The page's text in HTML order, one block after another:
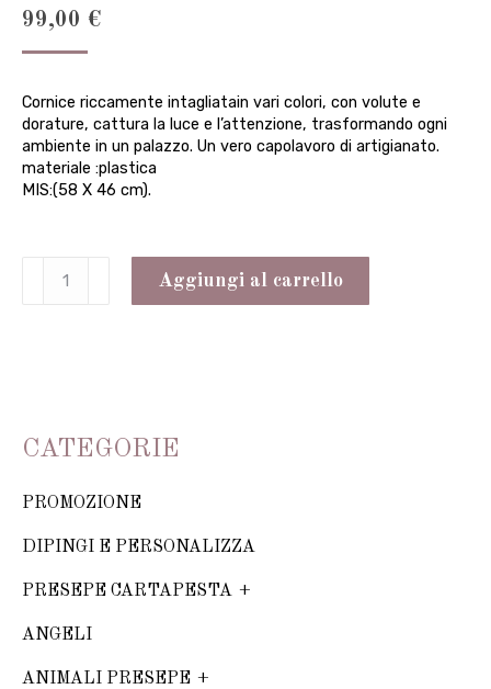
99,00 €
Cornice riccamente intagliatain vari colori, con volute e
dorature, cattura la luce e l’attenzione, trasformando ogni
ambiente in un palazzo. Un vero capolavoro di artigianato.
materiale :plastica
MIS:(58 X 46 cm).
Specchiera
da
Aggiungi al carrello
CATEGORIE
PROMOZIONE
DIPINGI E PERSONALIZZA
PRESEPE CARTAPESTA
ANGELI
ANIMALI PRESEPE